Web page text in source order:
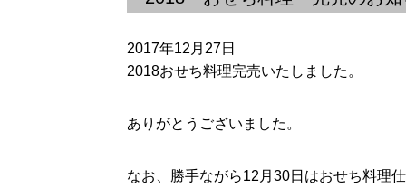
2017年12月27日
2018おせち料理完売いたしました。
ありがとうございました。
なお、勝手ながら12月30日はおせち料理